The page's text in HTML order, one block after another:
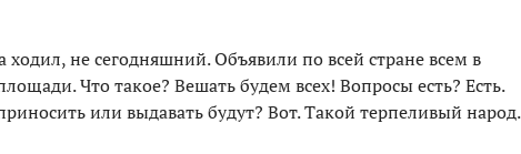
ходил, не сегодняшний. Объявили по всей стране всем в
Что такое? Вешать будем всех! Вопросы есть? Есть.
или выдавать будут? Вот. Такой терпеливый народ.